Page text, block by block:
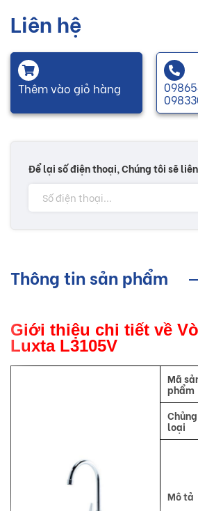
Liên hệ
Thêm vào giỏ hàng
Để lại số điện thoại, Chúng tôi sẽ
Thông tin sản phẩm
Giới thiệu chi tiết về
Luxta L3105V
Mã
phẩm
Chủng
loại
Mô tả